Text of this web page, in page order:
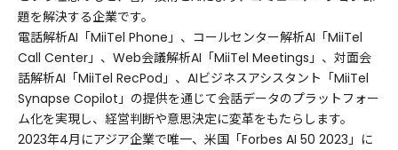
題を解決する企業です。
電話解析AI「MiiTel Phone」、コールセンター解析AI「MiiTel
Call Center」、Web会議解析AI「MiiTel Meetings」、対面会
話解析AI「MiiTel RecPod」、AIビジネスアシスタント「MiiTel
Synapse Copilot」の提供を通じて会話データのプラットフォー
ム化を実現し、経営判断や意思決定に変革をもたらします。
2023年4月にアジア企業で唯一、米国「Forbes AI 50 2023」に